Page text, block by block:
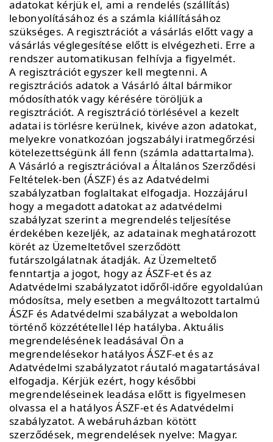
adatokat kérjük el, ami a rendelés (szállítás)
lebonyolításához és a számla kiállításához
szükséges. A regisztrációt a vásárlás előtt vagy a
vásárlás véglegesítése előtt is elvégezheti. Erre a
rendszer automatikusan felhívja a figyelmét.
A regisztrációt egyszer kell megtenni. A
regisztrációs adatok a Vásárló által bármikor
módosíthatók vagy kérésére töröljük a
regisztrációt. A regisztráció törlésével a kezelt
adatai is törlésre kerülnek, kivéve azon adatokat,
melyekre vonatkozóan jogszabályi iratmegőrzési
kötelezettségünk áll fenn (számla adattartalma).
A Vásárló a regisztrációval a Általános Szerződési
Feltételek-ben (ÁSZF) és az Adatvédelmi
szabályzatban foglaltakat elfogadja. Hozzájárul
hogy a megadott adatokat az adatvédelmi
szabályzat szerint a megrendelés teljesítése
érdekében kezeljék, az adatainak meghatározott
körét az Üzemeltetővel szerződött
futárszolgálatnak átadják. Az Üzemeltető
fenntartja a jogot, hogy az ÁSZF-et és az
Adatvédelmi szabályzatot időről-időre egyoldalúan
módosítsa, mely esetben a megváltozott tartalmú
ÁSZF és Adatvédelmi szabályzat a weboldalon
történő közzététellel lép hatályba. Aktuális
megrendelésének leadásával Ön a
megrendelésekor hatályos ÁSZF-et és az
Adatvédelmi szabályzatot ráutaló magatartásával
elfogadja. Kérjük ezért, hogy későbbi
megrendeléseinek leadása előtt is figyelmesen
olvassa el a hatályos ÁSZF-et és Adatvédelmi
szabályzatot. A webáruházban kötött
szerződések, megrendelések nyelve: Magyar.